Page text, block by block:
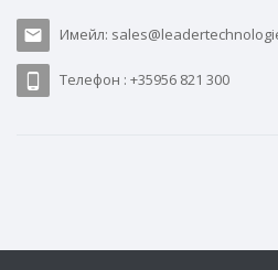
Имейл:
Телефон : +35956 821 300